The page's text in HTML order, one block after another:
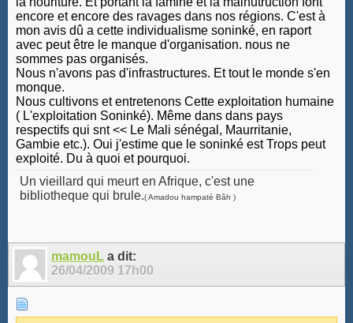
encore et encore des ravages dans nos régions. C'est à
mon avis dû a cette individualisme soninké, en raport
avec peut être le manque d'organisation. nous ne
sommes pas organisés.
Nous n'avons pas d'infrastructures. Et tout le monde s'en
monque.
Nous cultivons et entretenons Cette exploitation humaine
( L'exploitation Soninké). Même dans dans pays
respectifs qui snt << Le Mali sénégal, Maurritanie,
Gambie etc.). Oui j'estime que le soninké est Trops peut
exploité. Du à quoi et pourquoi.
Un vieillard qui meurt en Afrique, c'est une
bibliotheque qui brule.( Amadou hampaté Bâh )
mamouL a dit:
26/04/2009 17h00